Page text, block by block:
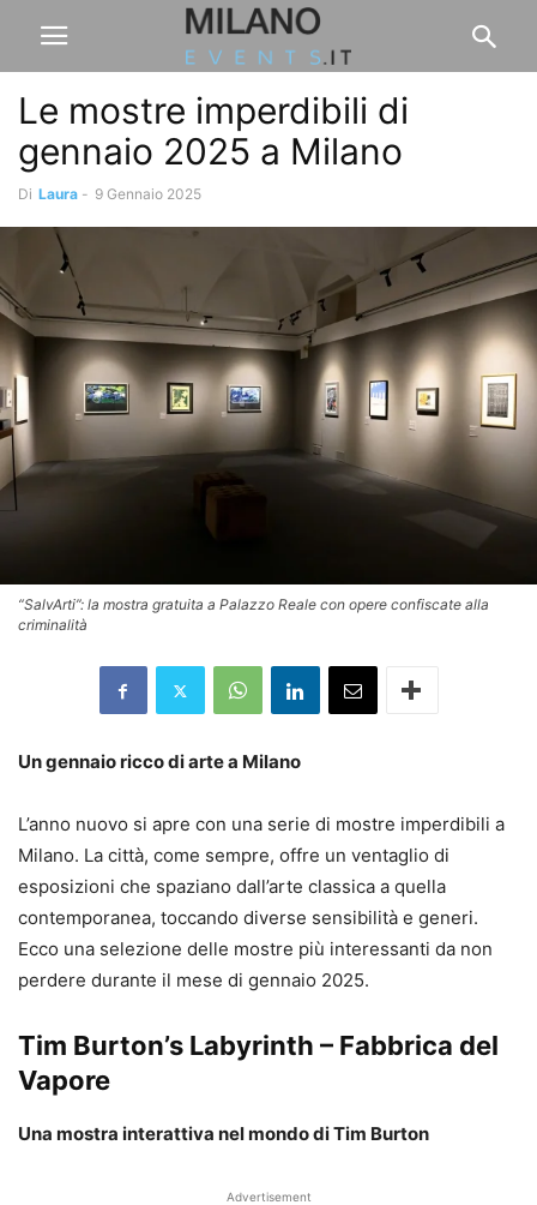
Le mostre imperdibili di
gennaio 2025 a Milano
Di Laura - 9 Gennaio 2025
“SalvArti”: la mostra gratuita a Palazzo Reale con opere confiscate alla
criminalità
Un gennaio ricco di arte a Milano
L’anno nuovo si apre con una serie di mostre imperdibili a
Milano. La città, come sempre, offre un ventaglio di
esposizioni che spaziano dall’arte classica a quella
contemporanea, toccando diverse sensibilità e generi.
Ecco una selezione delle mostre più interessanti da non
perdere durante il mese di gennaio 2025.
Tim Burton’s Labyrinth – Fabbrica del
Vapore
Una mostra interattiva nel mondo di Tim Burton
Advertisement